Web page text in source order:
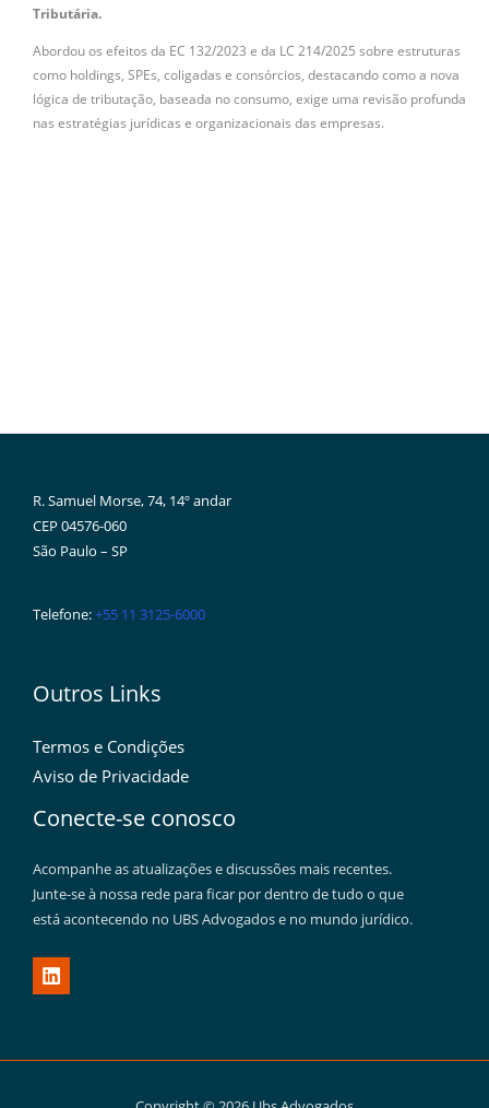
Tributária.
Abordou os efeitos da EC 132/2023 e da LC 214/2025 sobre estruturas
como holdings, SPEs, coligadas e consórcios, destacando como a nova
lógica de tributação, baseada no consumo, exige uma revisão profunda
nas estratégias jurídicas e organizacionais das empresas.
R. Samuel Morse, 74, 14º andar
CEP 04576-060
São Paulo – SP
Telefone:+55 11 3125-6000
Outros Links
Termos e Condições
Aviso de Privacidade
Conecte-se conosco
Acompanhe as atualizações e discussões mais recentes.
Junte-se à nossa rede para ficar por dentro de tudo o que
está acontecendo no UBS Advogados e no mundo jurídico.